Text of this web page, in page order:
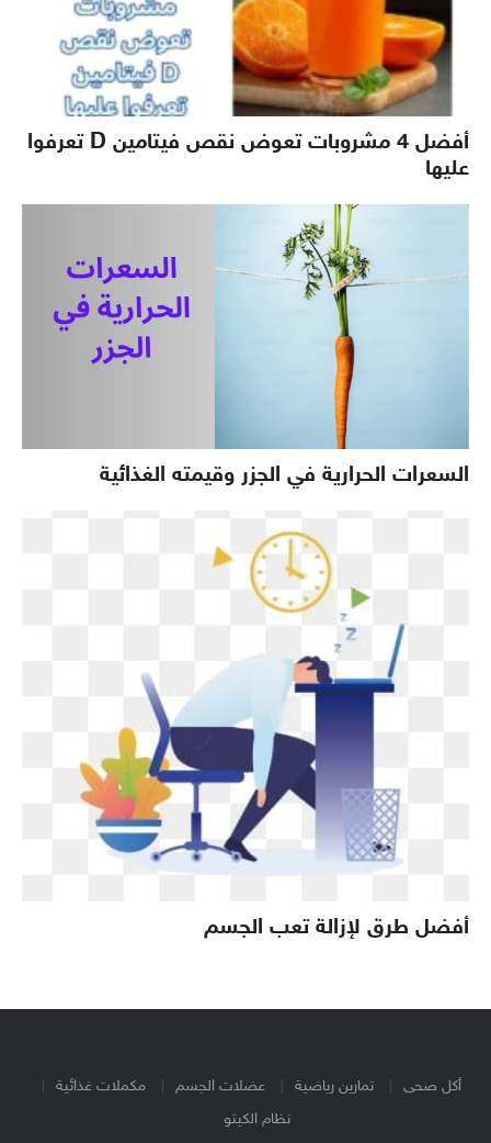
أفضل 4 مشروبات تعوض نقص فيتامين D تعرفوا
عليها
السعرات الحرارية في الجزر وقيمته الغذائية
أفضل طرق لإزالة تعب الجسم
أكل صحى تمارين رياضية عضلات الجسم
مكملات غذائية
نظام الكيتو